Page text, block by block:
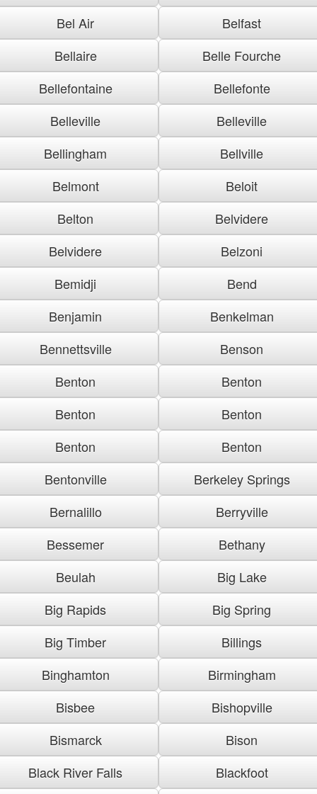
Bel Air
Belfast
Bellaire
Belle Fourche
Bellefontaine
Bellefonte
Belleville
Belleville
Bellingham
Bellville
Belmont
Beloit
Belton
Belvidere
Belvidere
Belzoni
Bemidji
Bend
Benjamin
Benkelman
Bennettsville
Benson
Benton
Benton
Benton
Benton
Benton
Benton
Bentonville
Berkeley Springs
Bernalillo
Berryville
Bessemer
Bethany
Beulah
Big Lake
Big Rapids
Big Spring
Big Timber
Billings
Binghamton
Birmingham
Bisbee
Bishopville
Bismarck
Bison
Black River Falls
Blackfoot